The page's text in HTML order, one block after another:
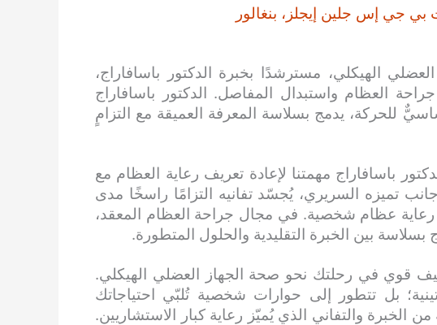
جي إس جلين إيجلز، بنغالور
الهيكلي، مسترشدًا بخبرة الدكتور باسافاراج،
العظام واستبدال المفاصل. الدكتور باسافاراج
يدمج بسلاسة المعرفة العميقة مع التزامٍ
باسافاراج مهمتنا لإعادة تعريف رعاية العظام مع
جانب تميزه السريري، يُجسّد تفانيه التزامًا راسخًا مدى
عظام شخصية. في مجال جراحة العظام المعقد،
بين الخبرة التقليدية والحلول المتطورة.
قوي في رحلتك نحو صحة الجهاز العضلي الهيكلي.
بل تتطور إلى حوارات شخصية تُلبّي احتياجاتك
الخبرة والتفاني الذي يُميّز رعاية كبار الاستشاريين.